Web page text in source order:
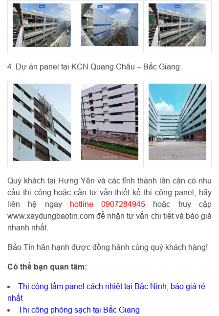
4. Dự án panel tại KCN Quang Châu – Bắc Giang:
Quý khách tại Hưng Yên và các tỉnh thành lân cận có nhu
cầu thi công hoặc cần tư vấn thiết kế thi công panel, hãy
liên hệ ngay
hotline 0907284945 hoặc truy cập
www.xaydungbaotin.com để nhận tư vấn chi tiết và báo giá
nhanh nhất.
Bảo Tín hân hạnh được đồng hành cùng quý khách hàng!
Có thể bạn quan tâm:
Thi công tấm panel cách nhiệt tại Bắc Ninh, báo giá rẻ
nhất
Thi công phòng sạch tại Bắc Giang